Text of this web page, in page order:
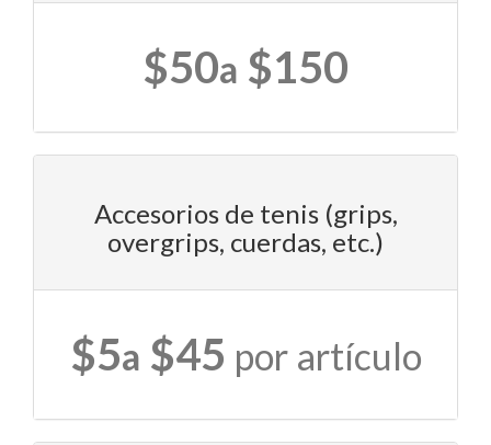
$50a $150
Accesorios de tenis (grips,
overgrips, cuerdas, etc.)
$5a $45 por artículo